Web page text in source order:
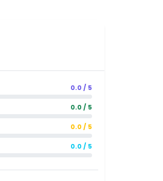
0.0 / 5
0.0 / 5
0.0 / 5
0.0 / 5